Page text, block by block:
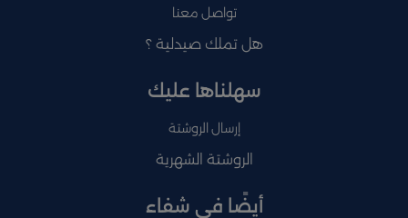
تواصل معنا
هل تملك صيدلية ؟
سهلناها عليك
إرسال الروشتة
الروشتة الشهرية
أيضًا في شفاء